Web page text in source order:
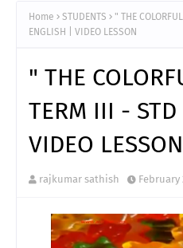
Home STUDENTS
" THE
ENGLISH | VIDEO LESSON
" THE
TERM III - STD
VIDEO LESSON
rajkumar sathish February